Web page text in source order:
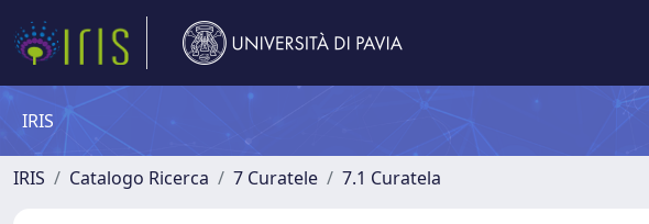
IRIS
IRIS Catalogo Ricerca 7 Curatele 7.1 Curatela